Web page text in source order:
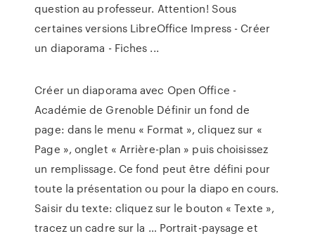
question au professeur. Attention! Sous
certaines versions LibreOffice Impress - Créer
un diaporama - Fiches ...
Créer un diaporama avec Open Office -
Académie de Grenoble Définir un fond de
page: dans le menu « Format », cliquez sur «
Page », onglet « Arrière-plan » puis choisissez
un remplissage. Ce fond peut être défini pour
toute la présentation ou pour la diapo en cours.
Saisir du texte: cliquez sur le bouton « Texte »,
tracez un cadre sur la … Portrait-paysage et